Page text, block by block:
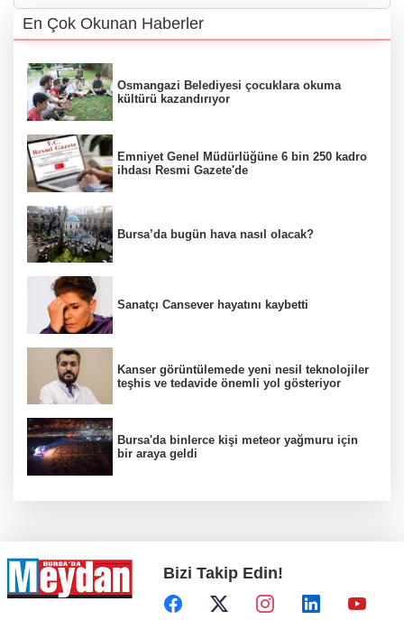
En Çok Okunan Haberler
Osmangazi Belediyesi çocuklara okuma
kültürü kazandırıyor
Emniyet Genel Müdürlüğüne 6 bin 250 kadro
ihdası Resmi Gazete'de
Bursa’da bugün hava nasıl olacak?
Sanatçı Cansever hayatını kaybetti
Kanser görüntülemede yeni nesil teknolojiler
teşhis ve tedavide önemli yol gösteriyor
Bursa'da binlerce kişi meteor yağmuru için
bir araya geldi
Bizi Takip Edin!